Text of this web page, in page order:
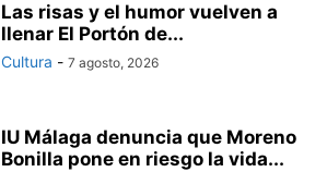
Las risas y el humor vuelven a
llenar El Portón de...
Cultura - 7 agosto, 2026
IU Málaga denuncia que Moreno
Bonilla pone en riesgo la vida...